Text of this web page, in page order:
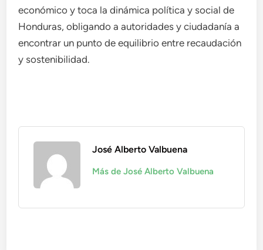
económico y toca la dinámica política y social de
Honduras, obligando a autoridades y ciudadanía a
encontrar un punto de equilibrio entre recaudación
y sostenibilidad.
José Alberto Valbuena
Más de José Alberto Valbuena